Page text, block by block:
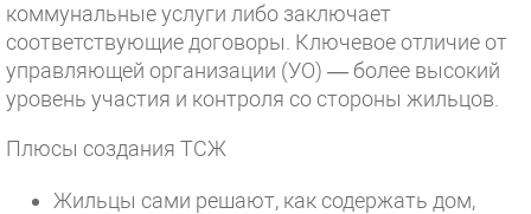
коммунальные услуги либо заключает
соответствующие договоры. Ключевое отличие от
управляющей организации (УО) — более высокий
уровень участия и контроля со стороны жильцов.
Плюсы создания ТСЖ
Жильцы сами решают, как содержать дом,